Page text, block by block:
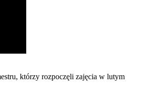
którzy rozpoczęli zajęcia w lutym